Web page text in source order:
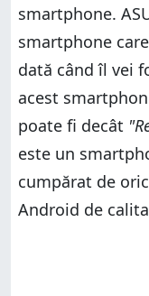
smartphone.
smartphone
dată când îl vei
acest
poate fi decât
este un
cumpărat de
Android de